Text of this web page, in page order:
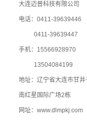
大连迈普科技有限公司
电话：0411-39639446
0411-39639447
手机：15566928970
13504084199
地址：辽宁省大连市甘井
南红星国际广场2栋
网址：www.dlmpkj.com